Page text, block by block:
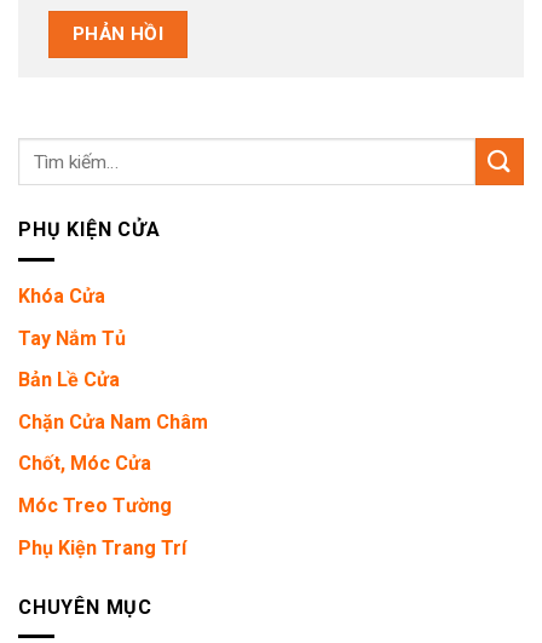
Tìm
kiếm:
PHỤ KIỆN CỬA
Khóa Cửa
Tay Nắm Tủ
Bản Lề Cửa
Chặn Cửa Nam Châm
Chốt, Móc Cửa
Móc Treo Tường
Phụ Kiện Trang Trí
CHUYÊN MỤC